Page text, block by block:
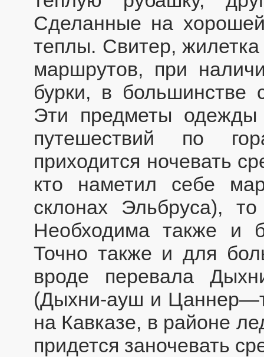
Сделанные на
теплы. Свитер,
маршрутов, при
бурки, в большинстве
Эти предметы одежды
путешествий по
приходится ночевать
кто наметил себе
склонах Эльбруса),
Необходима также и
Точно также и для
вроде перевала
(Дыхни-ауш и
на Кавказе, в районе
придется заночевать